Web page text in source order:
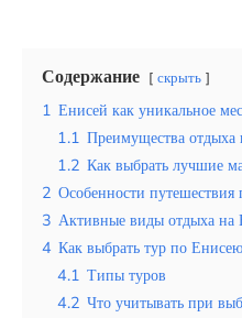
Исландия
Лаос
Эквадор
Топ мест отдыха
Анапа
Алтай
Содержание скрыть
1 Енисей как уникальное
1.1 Преимущества отдыха
1.2 Как выбрать лучшие
2 Особенности
3 Активные виды отдыха на
4 Как выбрать тур по Енисею
4.1 Типы туров
4.2 Что учитывать при